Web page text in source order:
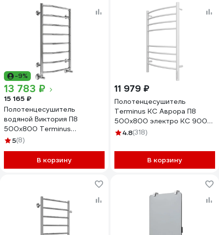
-9%
13 783 ₽
15 165 ₽
Полотенцесушитель
водяной Виктория П8
500x800 Terminus
4670078530134
5(8)
В корзину
11 979 ₽
Полотенцесушитель
Terminus КС Аврора П8
500x800 электро КС 9003
матовый 4670078527486
4.8(318)
В корзину